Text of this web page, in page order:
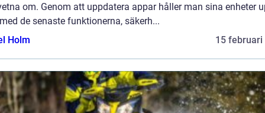
om. Genom att uppdatera appar håller man sina enheter
de senaste funktionerna, säkerh...
Holm
15 februari